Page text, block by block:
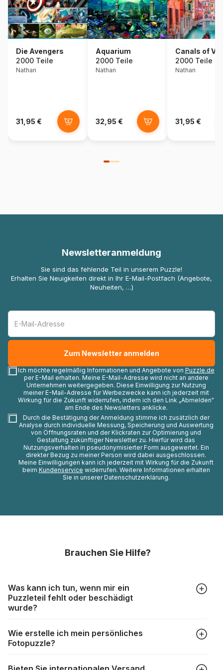
Die Avengers
2000 Teile
Nathan
31,95 €
Aquarium
2000 Teile
Nathan
32,95 €
Canals of
2000 Teile
Nathan
31,95 €
Newsletteranmeldung
Sie sind das fehlende Teil in unserem Puzzle!
Erhalten Sie Neuigkeiten direkt in Ihr E-Mail-Postfach (Angebote,
Neuheiten, …)
Ich möchte regelmäßig Informationen und Angebote von Puzzle.de
per E-Mail erhalten. Meine E-Mail-Adresse wird nicht an andere
Unternehmen weitergegeben. Diese Einwilligung zur Nutzung
meiner E-Mail-Adresse für Werbezwecke kann ich jederzeit mit
Wirkung für die Zukunft widerrufen, indem ich den Link „Abmelden"
am Ende des Newsletters anklicke.
Durch die Bestätigung der Anmeldung stimme ich zusätzlich der
Analyse durch individuelle Messung, Speicherung und Auswertung
von Öffnungsraten und der Klickraten zur Optimierung und
Gestaltung zukünftiger Newsletter zu. Hierfür wird das
Nutzungsverhalten in pseudonymisierter Form ausgewertet. Ein
direkter Bezug zu meiner Person wird dabei ausgeschlossen.
Meine Einwilligungen kann ich jederzeit mit Wirkung für die Zukunft
beim Kundenservice widerrufen. Weitere Informationen erhalten
Sie in unserer Datenschutzerklärung.
Brauchen Sie Hilfe?
Was kann ich tun, wenn mir ein
Puzzleteil fehlt oder beschädigt
wurde?
aber trotzdem kann es vorkommen, dass Teile beschädigt
werden oder verloren gehen. Mit solchen Fällen gehen
https://www.puzzle.de/puzzleteile-fehlen.html
Wie erstelle ich mein persönliches
Fotopuzzle?